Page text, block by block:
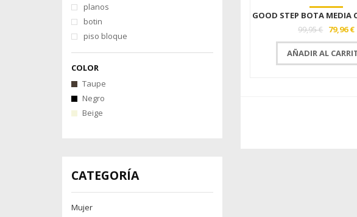
planos
botin
piso bloque
COLOR
Taupe
Negro
Beige
CATEGORÍA
Mujer
GOOD STEP BOTA MEDIA
99,95 € 79,96 €
AÑADIR AL